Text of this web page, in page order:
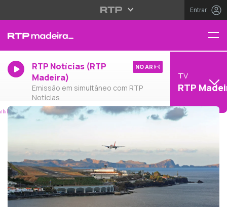
Entrar
RTP Notícias (RTP
Madeira)
Emissão em simultâneo com RTP
Notícias
NO AR
TV
RTP